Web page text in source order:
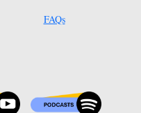
FAQs